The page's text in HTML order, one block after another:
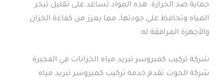
حماية ضد الحرارة. هذه المواد تساعد على تقليل تبخر
المياه وتحافظ على جودتها، مما يعزز من كفاءة الخزان
والأجهزة المرافقة له.
شركة تركيب كمبروسر تبريد مياه الخزانات في الفجيرة
شركة الحوت تقدم خدمة تركيب كمبروسر تبريد مياه